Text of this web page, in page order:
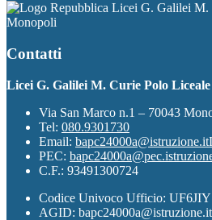
Licei G. Galilei M.
Monopoli
Contatti
Licei G. Galilei M. Curie Polo
Via San Marco n.1 – 70043
Tel: 080.9301730
Email: bapc24000a@istruzione.it
PEC:
C.F.: 93491300724
Codice Univoco Ufficio: UF6JIY
AGID: bapc24000a@istruzione.it